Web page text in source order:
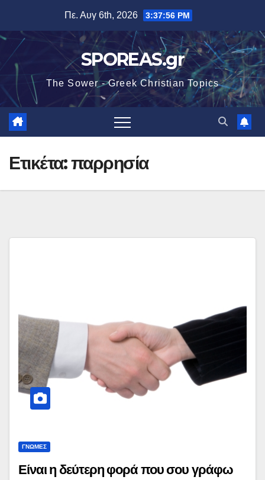
περιεχόμενο
Πε. Αυγ 6th, 2026 3:37:57 PM
SPOREAS.gr
The Sower - Greek Christian Topics
Ετικέτα:παρρησία
ΓΝΩΜΕΣ
Είναι η δεύτερη φορά που σου γράφω